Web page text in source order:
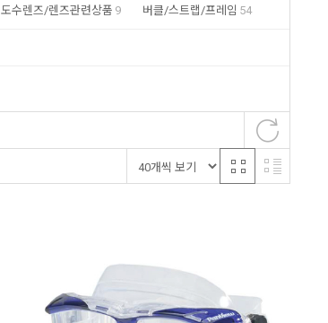
도수렌즈/렌즈관련상품 9 버클/스트랩/프레임 54